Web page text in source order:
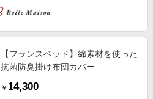
【フランスベッド】綿素材を使った
抗菌防臭掛け布団カバー
￥ 14,300